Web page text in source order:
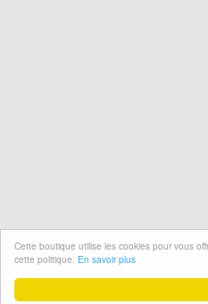
Cette boutique utilise les cookies pour vous
cette politique. En savoir plus